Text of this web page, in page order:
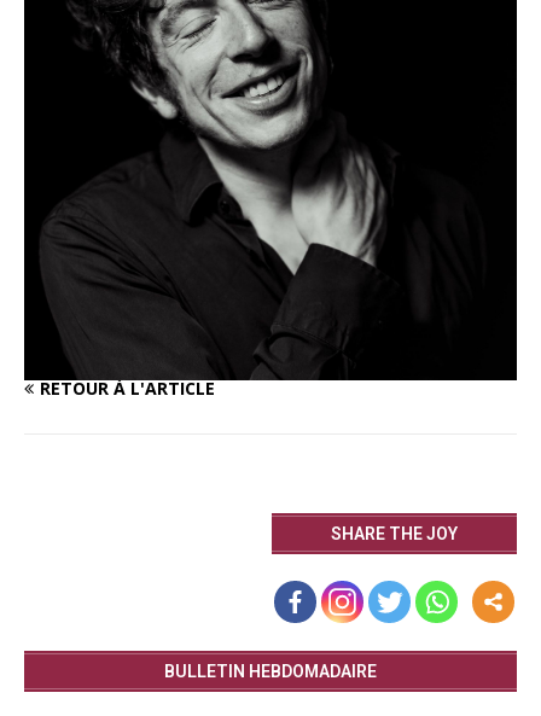
RETOUR À L'ARTICLE
SHARE THE JOY
BULLETIN HEBDOMADAIRE